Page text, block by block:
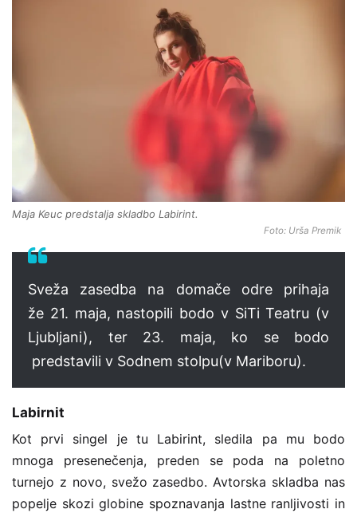
Maja Keuc predstalja skladbo Labirint.
Foto: Urša Premik
Sveža zasedba na domače odre prihaja
že 21. maja, nastopili bodo v SiTi Teatru (v
Ljubljani), ter 23. maja, ko se bodo
predstavili v Sodnem stolpu(v Mariboru).
Labirnit
Kot prvi singel je tu Labirint, sledila pa mu bodo
mnoga presenečenja, preden se poda na poletno
turnejo z novo, svežo zasedbo. Avtorska skladba nas
popelje skozi globine spoznavanja lastne ranljivosti in